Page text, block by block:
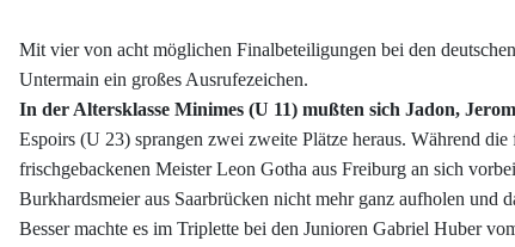
Mit vier von acht möglichen Finalbeteiligungen bei den
Untermain ein großes Ausrufezeichen.
In der Altersklasse Minimes (U 11) mußten sich Jadon,
Espoirs (U 23) sprangen zwei zweite Plätze heraus. Während
frischgebackenen Meister Leon Gotha aus Freiburg an sich
Burkhardsmeier aus Saarbrücken nicht mehr ganz aufholen und
Besser machte es im Triplette bei den Junioren Gabriel Huber